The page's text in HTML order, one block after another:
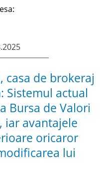
casa de brokeraj
Sistemul actual
Bursa de Valori
iar avantajele
oricaror
lui